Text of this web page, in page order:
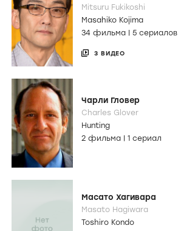
Mitsuru Fukikoshi
Masahiko Kojima
34 фильма | 5 сериалов
3 ВИДЕО
Чарли Гловер
Charles Glover
Hunting
2 фильма
1 сериал
Масато Хагивара
Masato Hagiwara
Toshiro Kondo